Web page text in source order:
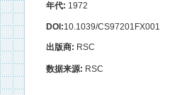
年代: 1972
DOI:10.1039/CS97201FX001
出版商: RSC
数据来源: RSC